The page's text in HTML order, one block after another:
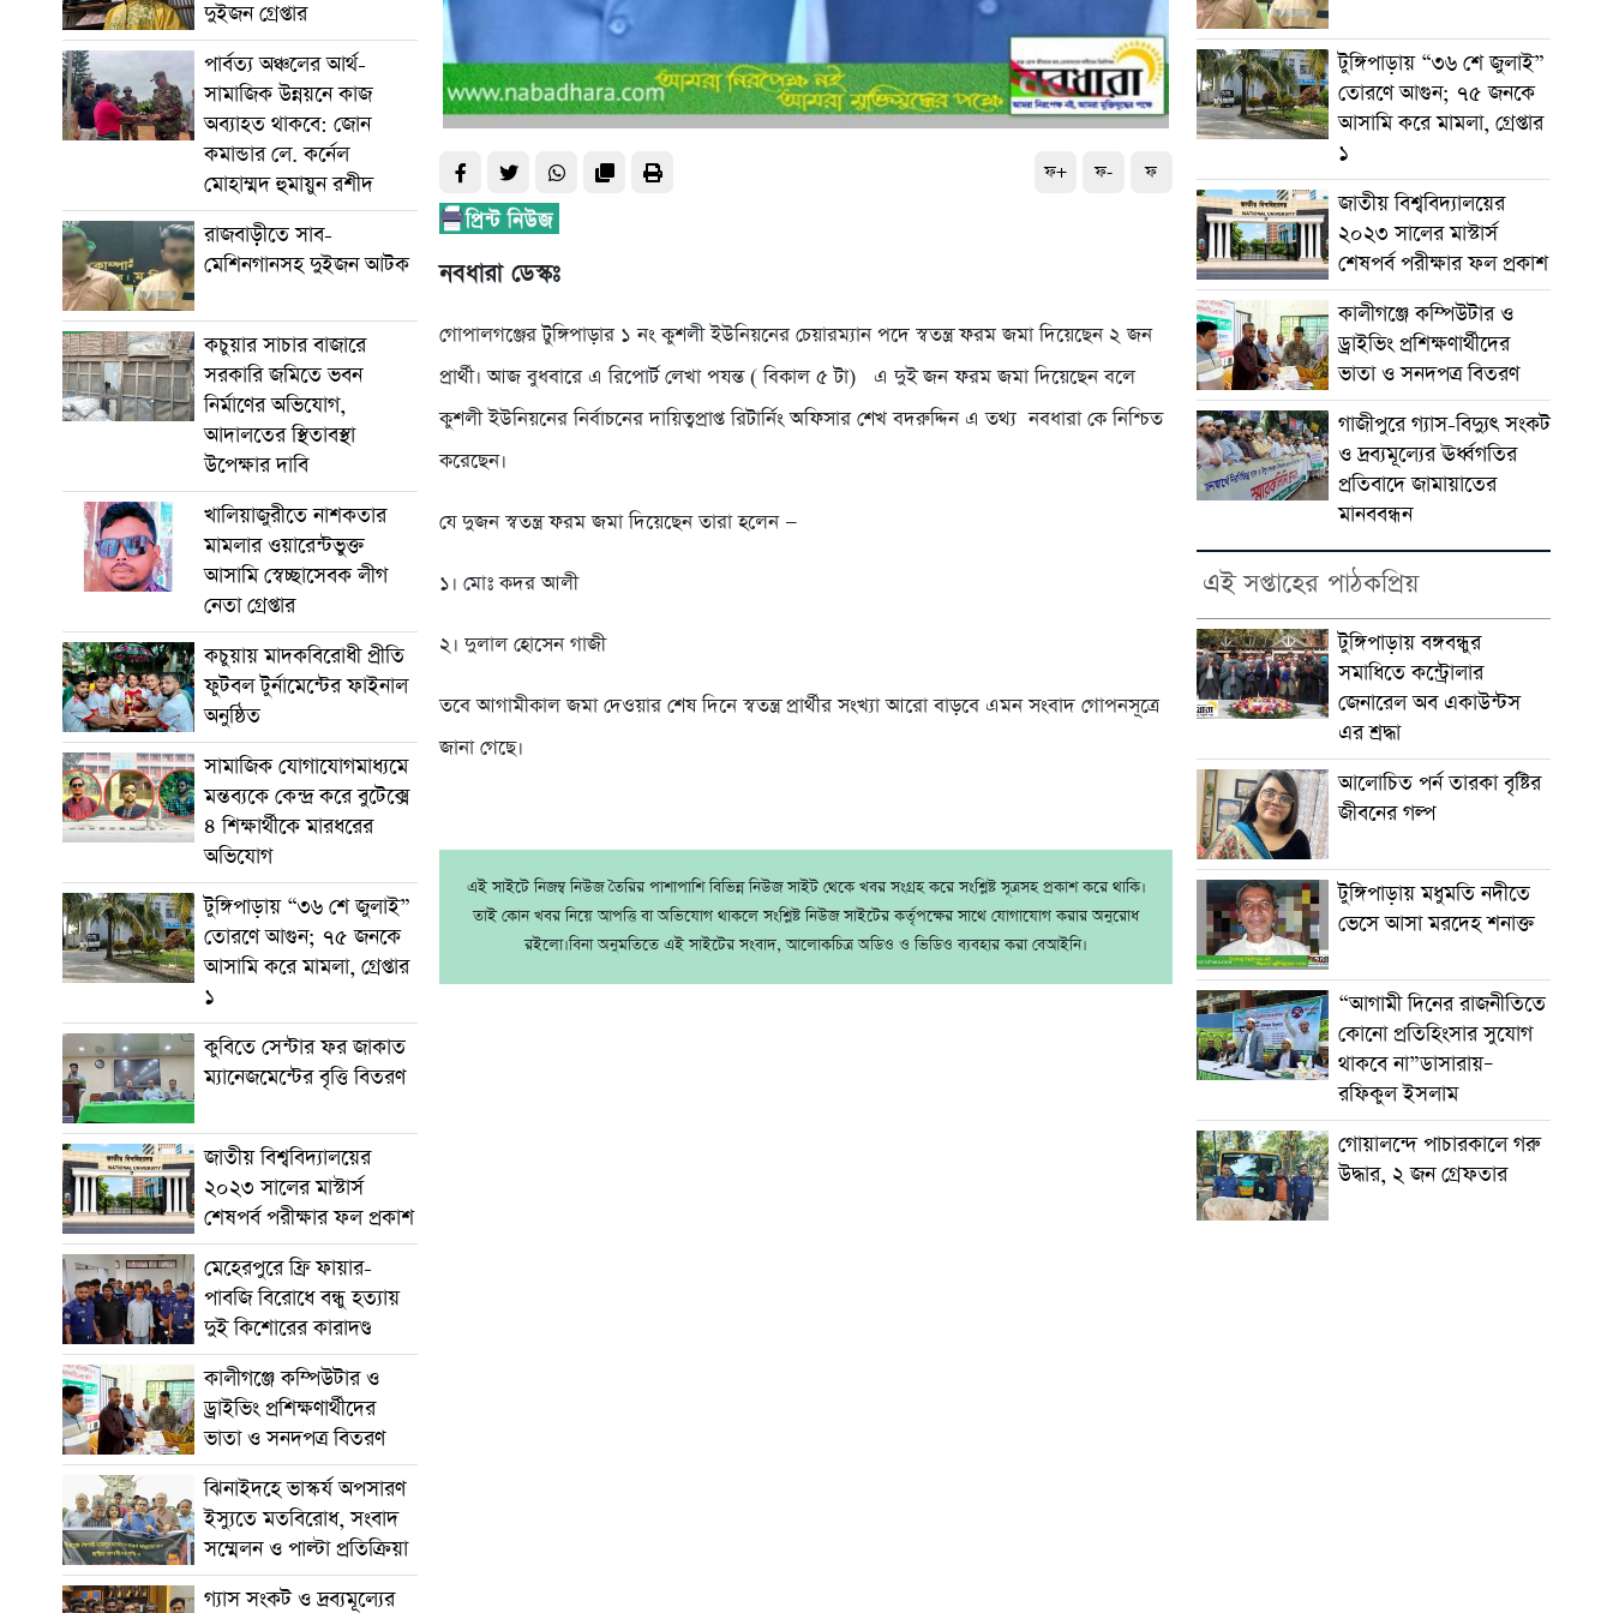
দুইজন গ্রেপ্তার
পার্বত্য অঞ্চলের আর্থ-
সামাজিক উন্নয়নে কাজ
অব্যাহত থাকবে: জোন
কমান্ডার লে. কর্নেল
মোহাম্মদ হুমায়ুন রশীদ
রাজবাড়ীতে সাব-
মেশিনগানসহ দুইজন আটক
কচুয়ার সাচার বাজারে
সরকারি জমিতে ভবন
নির্মাণের অভিযোগ,
আদালতের স্থিতাবস্থা
উপেক্ষার দাবি
খালিয়াজুরীতে নাশকতার
মামলার ওয়ারেন্টভুক্ত
আসামি স্বেচ্ছাসেবক লীগ
নেতা গ্রেপ্তার
কচুয়ায় মাদকবিরোধী প্রীতি
ফুটবল টুর্নামেন্টের ফাইনাল
অনুষ্ঠিত
সামাজিক যোগাযোগমাধ্যমে
মন্তব্যকে কেন্দ্র করে বুটেক্সে
৪ শিক্ষার্থীকে মারধরের
অভিযোগ
টুঙ্গিপাড়ায় “৩৬ শে জুলাই”
তোরণে আগুন; ৭৫ জনকে
আসামি করে মামলা, গ্রেপ্তার
১
কুবিতে সেন্টার ফর জাকাত
ম্যানেজমেন্টের বৃত্তি বিতরণ
জাতীয় বিশ্ববিদ্যালয়ের
২০২৩ সালের মাস্টার্স
শেষপর্ব পরীক্ষার ফল প্রকাশ
মেহেরপুরে ফ্রি ফায়ার-
পাবজি বিরোধে বন্ধু হত্যায়
দুই কিশোরের কারাদণ্ড
কালীগঞ্জে কম্পিউটার ও
ড্রাইভিং প্রশিক্ষণার্থীদের
ভাতা ও সনদপত্র বিতরণ
ঝিনাইদহে ভাস্কর্য অপসারণ
ইস্যুতে মতবিরোধ, সংবাদ
সম্মেলন ও পাল্টা প্রতিক্রিয়া
গ্যাস সংকট ও দ্রব্যমূল্যের
ফ+ ফ- ফ
নবধারাডেস্কঃ
গোপালগঞ্জের টুঙ্গিপাড়ার ১ নং কুশলী ইউনিয়নের চেয়ারম্যান পদে স্বতন্ত্র ফরম জমা দিয়েছেন ২ জন
প্রার্থী। আজ বুধবারে এ রিপোর্ট লেখা পযন্ত ( বিকাল ৫ টা) এ দুই জন ফরম জমা দিয়েছেন বলে
কুশলী ইউনিয়নের নির্বাচনের দায়িত্বপ্রাপ্ত রিটার্নিং অফিসার শেখ বদরুদ্দিন এ তথ্য নবধারা কে নিশ্চিত
করেছেন।
যে দুজন স্বতন্ত্র ফরম জমা দিয়েছেন তারা হলেন —
১। মোঃ কদর আলী
২। দুলাল হোসেন গাজী
তবে আগামীকাল জমা দেওয়ার শেষ দিনে স্বতন্ত্র প্রার্থীর সংখ্যা আরো বাড়বে এমন সংবাদ গোপনসূত্রে
জানা গেছে।
এই সাইটে নিজম্ব নিউজ তৈরির পাশাপাশি বিভিন্ন নিউজ সাইট থেকে খবর সংগ্রহ করে সংশ্লিষ্ট সূত্রসহ প্রকাশ করে থাকি।
তাই কোন খবর নিয়ে আপত্তি বা অভিযোগ থাকলে সংশ্লিষ্ট নিউজ সাইটের কর্তৃপক্ষের সাথে যোগাযোগ করার অনুরোধ
রইলো।বিনা অনুমতিতে এই সাইটের সংবাদ, আলোকচিত্র অডিও ও ভিডিও ব্যবহার করা বেআইনি।
টুঙ্গিপাড়ায় “৩৬ শে জুলাই”
তোরণে আগুন; ৭৫ জনকে
আসামি করে মামলা, গ্রেপ্তার
১
জাতীয় বিশ্ববিদ্যালয়ের
২০২৩ সালের মাস্টার্স
শেষপর্ব পরীক্ষার ফল প্রকাশ
কালীগঞ্জে কম্পিউটার ও
ড্রাইভিং প্রশিক্ষণার্থীদের
ভাতা ও সনদপত্র বিতরণ
গাজীপুরে গ্যাস-বিদ্যুৎ সংকট
ও দ্রব্যমূল্যের ঊর্ধ্বগতির
প্রতিবাদে জামায়াতের
মানববন্ধন
এই সপ্তাহের পাঠকপ্রিয়
টুঙ্গিপাড়ায় বঙ্গবন্ধুর
সমাধিতে কন্ট্রোলার
জেনারেল অব একাউন্টস
এর শ্রদ্ধা
আলোচিত পর্ন তারকা বৃষ্টির
জীবনের গল্প
টুঙ্গিপাড়ায় মধুমতি নদীতে
ভেসে আসা মরদেহ শনাক্ত
“আগামী দিনের রাজনীতিতে
কোনো প্রতিহিংসার সুযোগ
থাকবে না”ডাসারায়–
রফিকুল ইসলাম
গোয়ালন্দে পাচারকালে গরু
উদ্ধার, ২ জন গ্রেফতার